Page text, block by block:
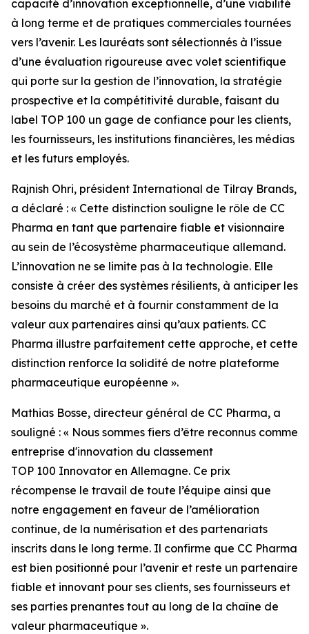
capacité d’innovation exceptionnelle, d’une viabilité
à long terme et de pratiques commerciales tournées
vers l’avenir. Les lauréats sont sélectionnés à l’issue
d’une évaluation rigoureuse avec volet scientifique
qui porte sur la gestion de l’innovation, la stratégie
prospective et la compétitivité durable, faisant du
label TOP 100 un gage de confiance pour les clients,
les fournisseurs, les institutions financières, les médias
et les futurs employés.
Rajnish Ohri, président International de Tilray Brands,
a déclaré : « Cette distinction souligne le rôle de CC
Pharma en tant que partenaire fiable et visionnaire
au sein de l’écosystème pharmaceutique allemand.
L’innovation ne se limite pas à la technologie. Elle
consiste à créer des systèmes résilients, à anticiper les
besoins du marché et à fournir constamment de la
valeur aux partenaires ainsi qu’aux patients. CC
Pharma illustre parfaitement cette approche, et cette
distinction renforce la solidité de notre plateforme
pharmaceutique européenne ».
Mathias Bosse, directeur général de CC Pharma, a
souligné : « Nous sommes fiers d’être reconnus comme
entreprise d'innovation du classement
TOP 100 Innovator en Allemagne. Ce prix
récompense le travail de toute l’équipe ainsi que
notre engagement en faveur de l’amélioration
continue, de la numérisation et des partenariats
inscrits dans le long terme. Il confirme que CC Pharma
est bien positionné pour l’avenir et reste un partenaire
fiable et innovant pour ses clients, ses fournisseurs et
ses parties prenantes tout au long de la chaîne de
valeur pharmaceutique ».